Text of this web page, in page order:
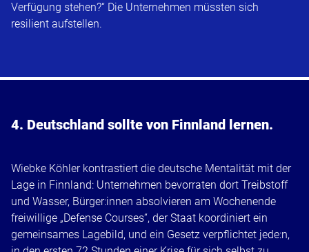
Verfügung stehen?“ Die Unternehmen müssten sich
resilient aufstellen.
4. Deutschland sollte von Finnland lernen.
Wiebke Köhler kontrastiert die deutsche Mentalität mit der
Lage in Finnland: Unternehmen bevorraten dort Treibstoff
und Wasser, Bürger:innen absolvieren am Wochenende
freiwillige „Defense Courses“, der Staat koordiniert ein
gemeinsames Lagebild, und ein Gesetz verpflichtet jede:n,